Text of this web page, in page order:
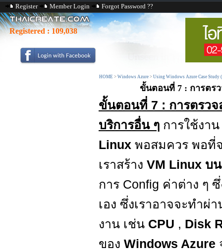
Register Member Login Forgot Password ??
Registered : 109,038
HOME > Windows Azure > Using Windows Azure Case
ขั้นตอนที่ 7 : การตรว
ขั้นตอนที่ 7 : การตรวจ
บริการอื่น ๆ การใช้งาน
Linux พอสมควร พอที่
เราสร้าง VM Linux บ
การ Config ค่าต่าง ๆ
เอง ซึ่งเราอาจจะทำผ่
งาน เช่น CPU , Disk
ของ Windows Azure